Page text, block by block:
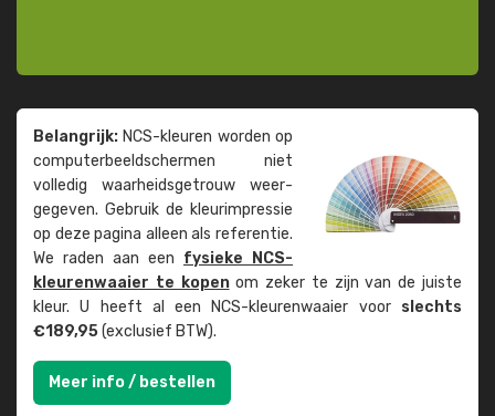
Belangrijk: NCS-kleuren worden op
computer­beeld­schermen niet
volledig waarheids­­getrouw weer­
gegeven. Gebruik de kleur­impressie
op deze pagina alleen als referentie.
We raden aan een fysieke NCS-
kleuren­waaier te kopenom zeker te zijn van de juiste
kleur. U heeft al een NCS-kleuren­waaier voor slechts
€189,95(exclusief BTW).
Meer info / bestellen